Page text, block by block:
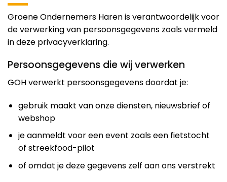
Groene Ondernemers Haren is verantwoordelijk voor
de verwerking van persoonsgegevens zoals vermeld
in deze privacyverklaring.
Persoonsgegevens die wij verwerken
GOH verwerkt persoonsgegevens doordat je:
gebruik maakt van onze diensten, nieuwsbrief of
webshop
je aanmeldt voor een event zoals een fietstocht
of streekfood-pilot
of omdat je deze gegevens zelf aan ons verstrekt